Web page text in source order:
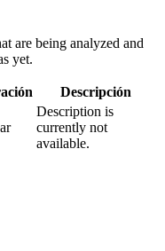
are being analyzed and
yet.
Descripción
Description is
currently not
available.